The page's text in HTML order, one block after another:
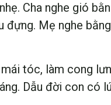
Cha nghe gió
đựng. Mẹ nghe
tóc, làm cong
Dẫu đời con